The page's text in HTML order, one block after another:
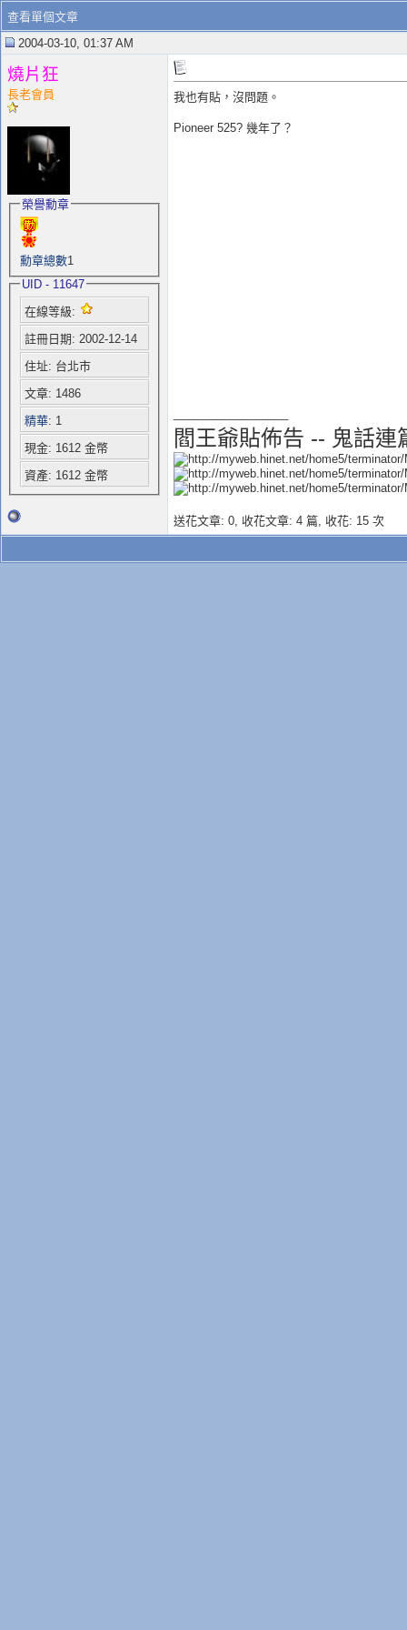
查看單個文章
2004-03-10, 01:37 AM
燒片狂
長老會員
榮譽勳章
勳章總數1
UID - 11647
在線等級:
註冊日期: 2002-12-14
住址: 台北市
文章: 1486
精華: 1
現金: 1612 金幣
資產: 1612 金幣
我也有貼，沒問題。
Pioneer 525? 幾年了？
閻王爺貼佈告 -- 鬼話連
送花文章: 0, 收花文章: 4 篇, 收花: 15 次